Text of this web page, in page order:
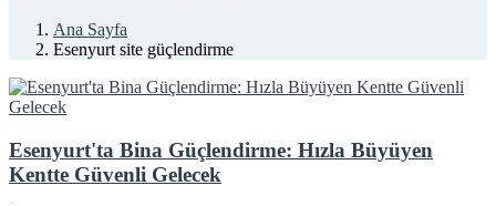
Ana Sayfa
Esenyurt site güçlendirme
Esenyurt'ta Bina Güçlendirme: Hızla Büyüyen
Kentte Güvenli Gelecek